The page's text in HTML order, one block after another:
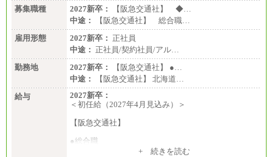
※キャリアや能力等を考慮の上、当社規定により確
定します
※残業手当：別途支給
※固定給に固定残業代含まず
※試用期間中も給与に変更なし
募集職種
2027新卒：
【阪急交通社】 ◆…
中途：
【阪急交通社】 総合職…
雇用形態
2027新卒： 正社員
中途： 正社員/契約社員/アル…
勤務地
2027新卒：
【阪急交通社】 ●…
中途：
【阪急交通社】 北海道…
給与
2027新卒：
＜初任給（2027年4月見込み）＞
【阪急交通社】
●総合職
+ 続きを読む